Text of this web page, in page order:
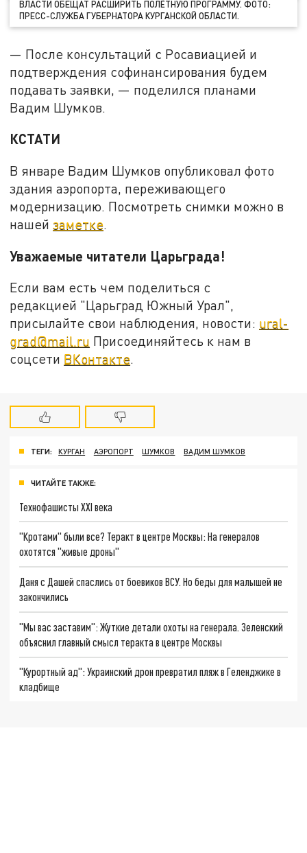
ВЛАСТИ ОБЕЩАТ РАСШИРИТЬ ПОЛЁТНУЮ ПРОГРАММУ. ФОТО:
ПРЕСС-СЛУЖБА ГУБЕРНАТОРА КУРГАНСКОЙ ОБЛАСТИ.
— После консультаций с Росавиацией и
подтверждения софинансирования будем
подавать заявки, — поделился планами
Вадим Шумков.
КСТАТИ
В январе Вадим Шумков опубликовал фото
здания аэропорта, переживающего
модернизацию. Посмотреть снимки можно в
нашейзаметке.
Уважаемые читатели Царьграда!
Если вам есть чем поделиться с
редакцией "Царьград Южный Урал",
присылайте свои наблюдения, новости: ural-
grad@mail.ru Присоединяйтесь к нам в
соцсети ВКонтакте.
ТЕГИ: КУРГАН АЭРОПОРТ ШУМКОВ ВАДИМ ШУМКОВ
ЧИТАЙТЕ ТАКЖЕ:
Технофашисты XXI века
"Кротами" были все? Теракт в центре Москвы: На генералов
охотятся "живые дроны"
Даня с Дашей спаслись от боевиков ВСУ. Но беды для малышей не
закончились
"Мы вас заставим": Жуткие детали охоты на генерала. Зеленский
объяснил главный смысл теракта в центре Москвы
"Курортный ад": Украинский дрон превратил пляж в Геленджике в
кладбище